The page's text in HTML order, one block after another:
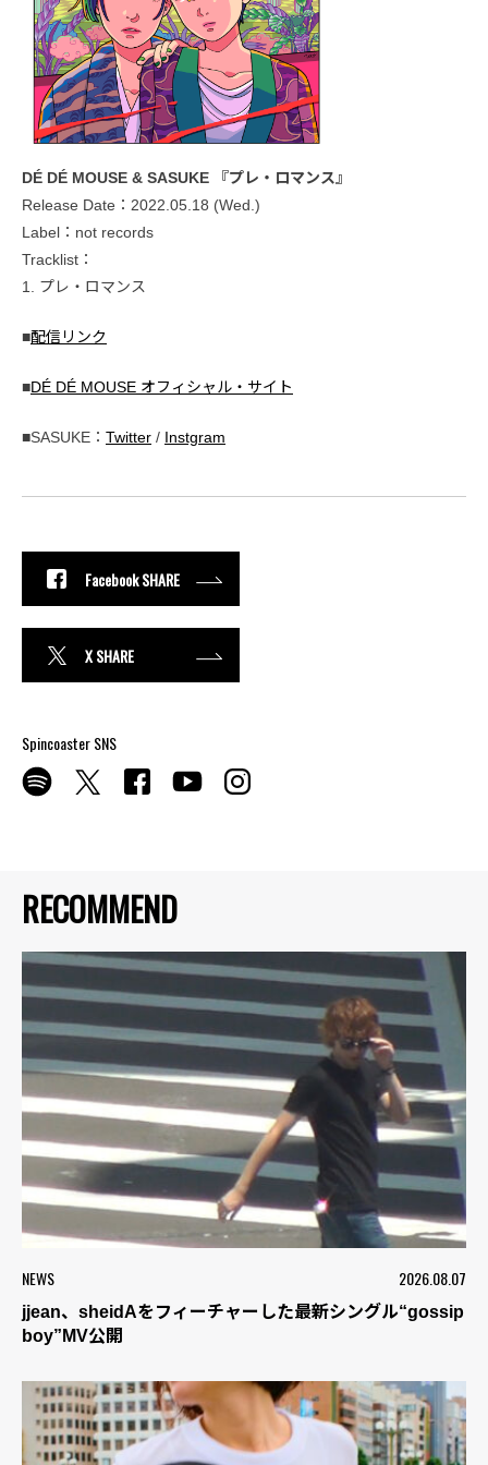
RECOMMEND
NEWS 2026.08.07
jjean、sheidAをフィーチャーした最新シングル“gossip
boy”MV公開
DÉ DÉ MOUSE & SASUKE 『プレ・ロマンス』
Release Date：2022.05.18 (Wed.)
Label：not records
Tracklist：
1. プレ・ロマンス
■配信リンク
■DÉ DÉ MOUSE オフィシャル・サイト
■SASUKE： Twitter / Instgram
Facebook SHARE
X SHARE
Spincoaster SNS